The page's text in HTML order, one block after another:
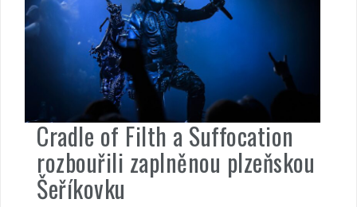
Cradle of Filth a Suffocation
rozbouřili zaplněnou plzeňskou
Šeříkovku